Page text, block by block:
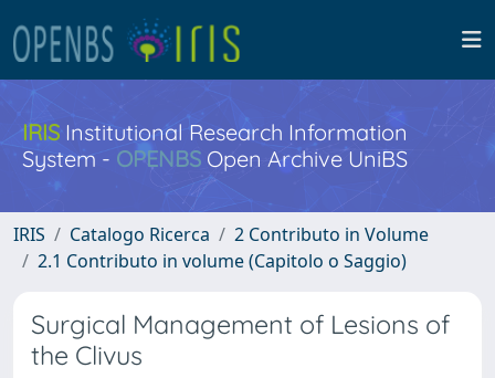
IRISInstitutional Research Information
System - OPENBS Open Archive UniBS
IRIS Catalogo Ricerca
2 Contributo in Volume
2.1 Contributo in volume (Capitolo o Saggio)
Surgical Management of Lesions of
the Clivus